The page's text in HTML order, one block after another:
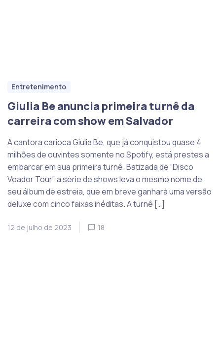
Entretenimento
Giulia Be anuncia primeira turnê da
carreira com show em Salvador
A cantora carioca Giulia Be, que já conquistou quase 4
milhões de ouvintes somente no Spotify, está prestes a
embarcar em sua primeira turnê. Batizada de “Disco
Voador Tour”, a série de shows leva o mesmo nome de
seu álbum de estreia, que em breve ganhará uma versão
deluxe com cinco faixas inéditas. A turnê […]
12 de julho de 2023 18